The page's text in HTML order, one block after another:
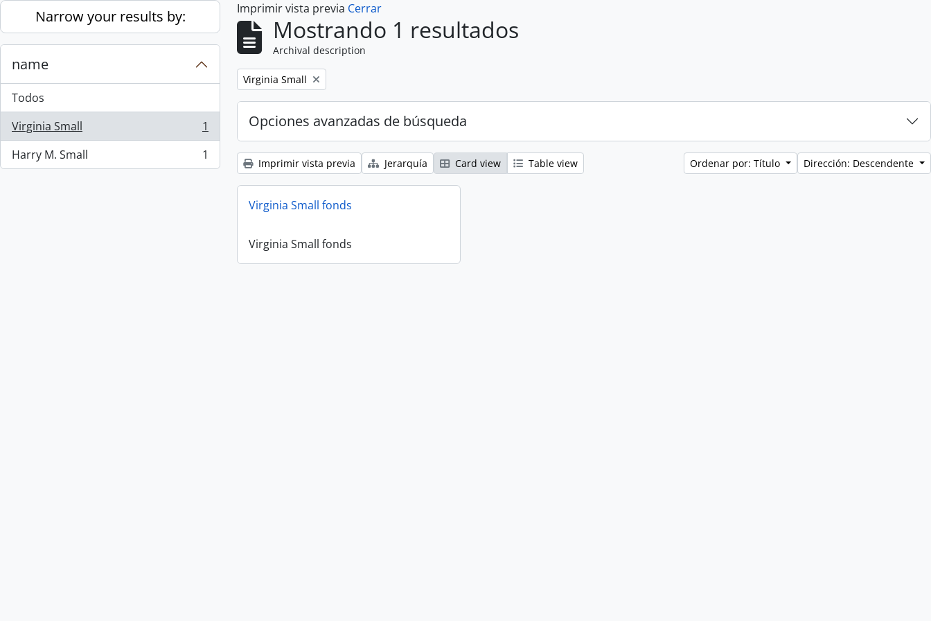
Skip to main content
Narrow your results by:
name
Todos
Virginia Small
, 1 resultados
1
Harry M. Small
, 1 resultados 1
Imprimir vista previa Cerrar
Mostrando 1 resultados
Archival description
Remove filter:
Virginia Small
Opciones avanzadas de búsqueda
Imprimir vista previa Jerarquía Card view Table view Ordenar por: Título Dirección: Descendente
Virginia Small fonds
Virginia Small fonds